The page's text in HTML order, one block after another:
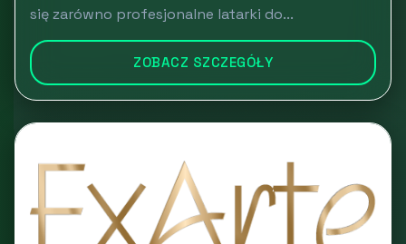
się zarówno profesjonalne latarki do...
ZOBACZ SZCZEGÓŁY